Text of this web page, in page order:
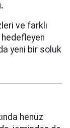
ve farklı
hedefleyen
yeni bir soluk
henüz